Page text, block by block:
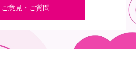
ご意見・ご質問